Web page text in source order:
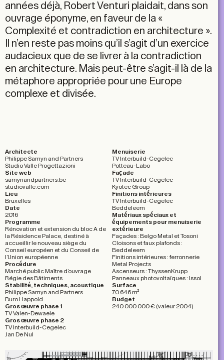
années déjà, Robert Venturi plaidait, dans son
ouvrage éponyme, en faveur de la «
Complexité et contradiction en architecture ».
Il n’en reste pas moins qu’il s’agit d’un exercice
audacieux que de se livrer à la contradiction
en architecture. Mais peut-être s’agit-il là de la
métaphore appropriée pour une Europe
complexe et divisée.
Architecte
Philippe Samyn and Partners
Studio Valle Progettazioni
Site web
samynandpartners.be
studiovalle.com
Lieu
Bruxelles
Date
2016
Programme
Rénovation et extension du bloc A de
la Résidence Palace, destiné à
accueillir le nouveau siège du
Conseil européen et du Conseil de
l’Union européenne
Procédure
Marché public Maître d’ouvrage
Régie des Bâtiments
Stabilité, techniques, acoustique
Philippe Samyn and Partners
Buro Happold
Gros œuvre phase 1
TV Valen-Dewaele
Gros œuvre phase 2
TV Interbuild-Cegelec
Jan De Nul
Menuiserie
TV Interbuild-Cegelec
Potteau-Labo
Façade
TV Interbuild-Cegelec
Kyotec Group
Finitions intérieures
TV Interbuild-Cegelec
Beddeleem
Matériaux spéciaux et
équipements pour menuiserie
extérieure
Façades : Belgo Metal et Tosoni
Cloisons et faux plafonds :
Beddeleem
Finitions intérieures : ferronnerie
Metal Projects
Ascenseurs : ThyssenKrupp
Panneaux photovoltaïques : Issol
Surface
70 646 m²
Budget
240 000 000 € (valeur 2004)